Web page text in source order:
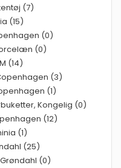
(7)
(15)
(0)
(0)
(14)
(3)
(1)
Kongelig (0)
(12)
(1)
(25)
(0)